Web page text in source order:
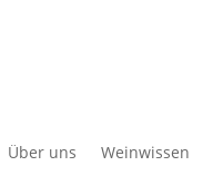
Über uns Weinwissen